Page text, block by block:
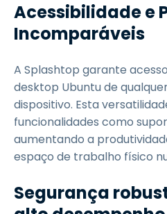
Acessibilidade e
Incomparáveis
A Splashtop garante
desktop Ubuntu de
dispositivo. Esta
funcionalidades como
aumentando a
espaço de trabalho físico
Segurança